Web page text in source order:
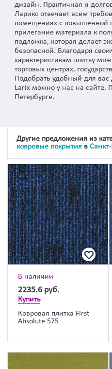
дизайн. Практичная и
Ларикс отвечает всем
помещениях с повышенной
прилегание материала к
подложка, которая делает
безопасной. Благодаря
характеристикам плитку
торговых центрах,
Подобрать удобный для
Larix можно у нас на сайте.
Петербурге.
Другие предложения из
ковровые покрытия в
В наличии
2235.6 руб.
Купить
Ковровая плитка First
Absolute 575